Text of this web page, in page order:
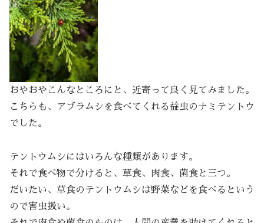
おやおやこんなところにと、近寄って良く見てみました。
こちらも、アブラムシを食べてくれる益虫のナミテントウ
でした。
テントウムシにはいろんな種類があります。
それで食べ物で分けると、草食、肉食、菌食と三つ。
だいたい、草食のテントウムシは野菜などを食べるという
ので害虫扱い。